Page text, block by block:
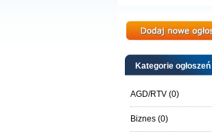
Kategorie ogłoszeń
AGD/RTV (0)
Biznes (0)